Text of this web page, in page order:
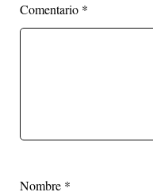
Comentario *
Nombre *